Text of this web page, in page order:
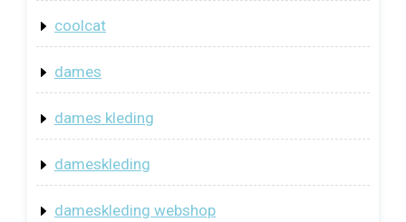
coolcat
dames
dames kleding
dameskleding
dameskleding webshop